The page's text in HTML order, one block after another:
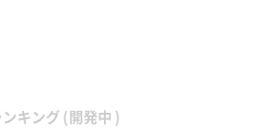
ンキング (開発中 )